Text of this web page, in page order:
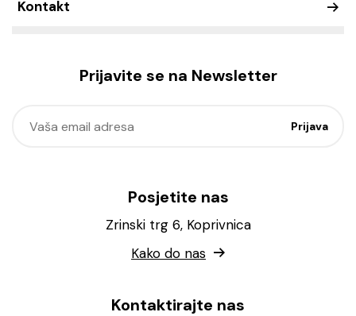
Kontakt
Prijavite se na Newsletter
Posjetite nas
Zrinski trg 6, Koprivnica
Kako do nas
Kontaktirajte nas